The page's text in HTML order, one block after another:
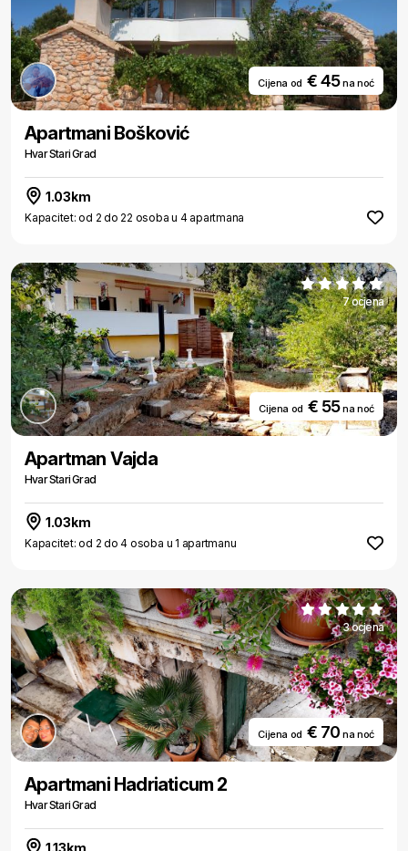
Cijena od € 45na noć
Apartmani Bošković
Hvar Stari Grad
1.03km
Kapacitet: od 2 do 22 osoba u 4 apartmana
7 ocjena
Cijena od € 55na noć
Apartman Vajda
Hvar Stari Grad
1.03km
Kapacitet: od 2 do 4 osoba u 1 apartmanu
3 ocjena
Cijena od € 70na noć
Apartmani Hadriaticum 2
Hvar Stari Grad